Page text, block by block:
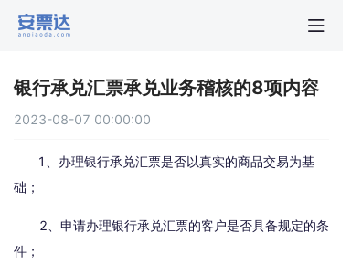
银行承兑汇票承兑业务稽核的8项内容
2023-08-07 00:00:00
1、办理银行承兑汇票是否以真实的商品交易为基
础；
2、申请办理银行承兑汇票的客户是否具备规定的条
件；